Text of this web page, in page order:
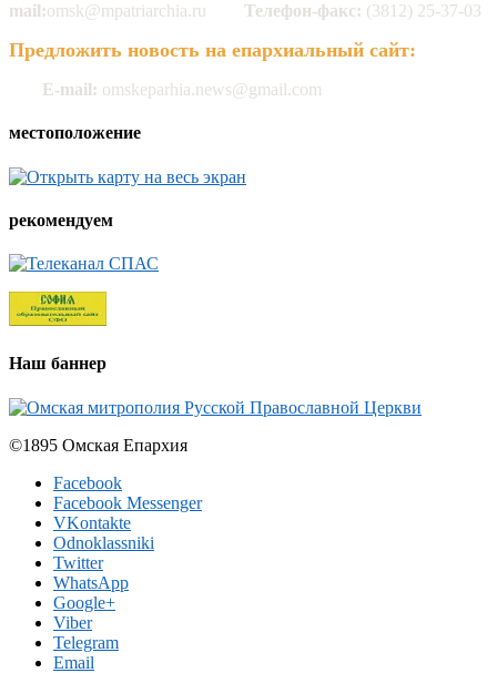
mail:omsk@mpatriarchia.ru Телефон-факс: (3812) 25-37-03
Предложить новость на епархиальный сайт:
E-mail: omskeparhia.news@gmail.com
местоположение
рекомендуем
Наш баннер
©1895 Омская Епархия
Facebook
Facebook Messenger
VKontakte
Odnoklassniki
Twitter
WhatsApp
Google+
Viber
Telegram
Email